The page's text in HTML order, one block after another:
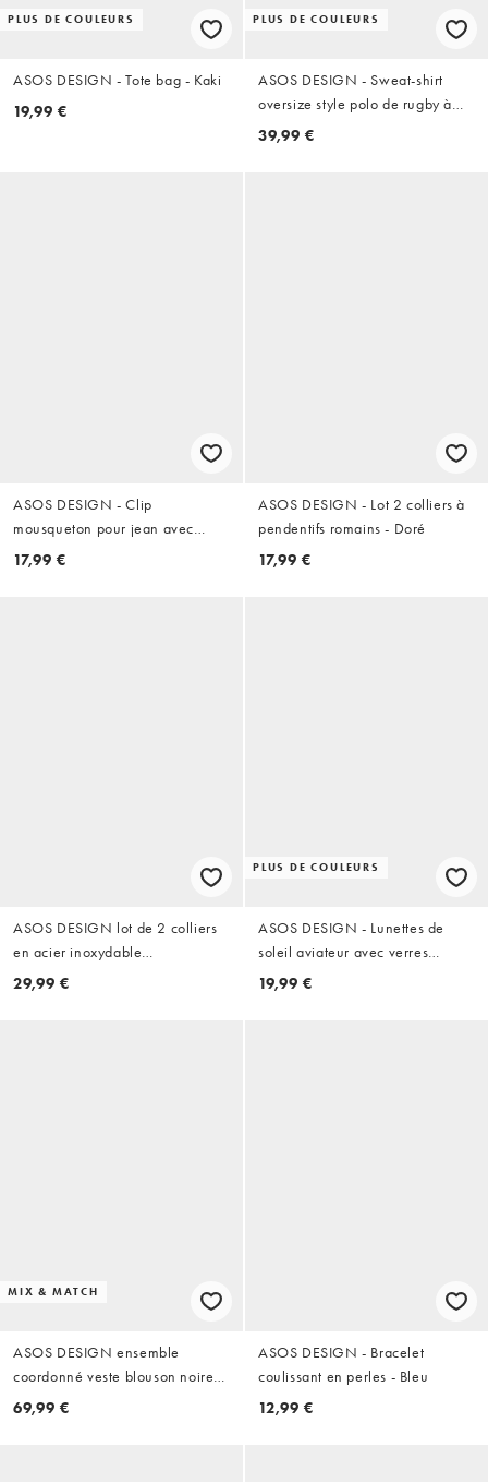
PLUS DE COULEURS
ASOS DESIGN - Tote bag - Kaki
19,99 €
PLUS DE COULEURS
ASOS DESIGN - Sweat-shirt
oversize style polo de rugby à
rayures et imprimé graphique -
39,99 €
ASOS DESIGN - Clip
mousqueton pour jean avec
breloques santiag et cerise -
17,99 €
ASOS DESIGN - Lot 2 colliers à
pendentifs romains - Doré
17,99 €
ASOS DESIGN lot de 2 colliers
en acier inoxydable
imperméables avec pendentif
29,99 €
PLUS DE COULEURS
ASOS DESIGN - Lunettes de
soleil aviateur avec verres
marron - Marron écaille de
19,99 €
MIX & MATCH
ASOS DESIGN ensemble
coordonné veste blouson noire
en seersucker
69,99 €
ASOS DESIGN - Bracelet
coulissant en perles - Bleu
12,99 €